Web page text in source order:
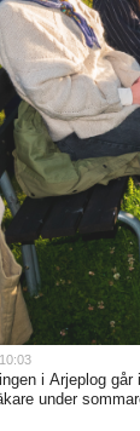
i Arjeplog
under